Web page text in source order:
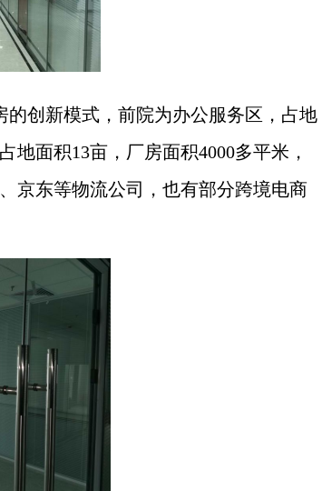
创新模式，前院为办公服务区，占地
地面积13亩，厂房面积4000多平米，
京东等物流公司，也有部分跨境电商